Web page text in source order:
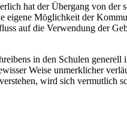
hat der Übergang von der
Möglichkeit der
auf die Verwendung der
in den Schulen
Weise unmerklicher
wird sich vermutlich